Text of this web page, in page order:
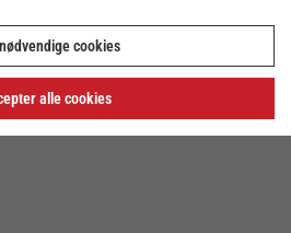
cookies
alle cookies